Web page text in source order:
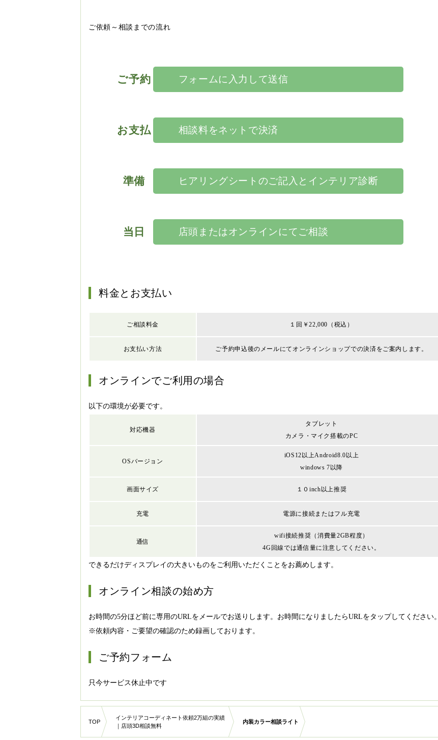
ご依頼～相談までの流れ
ご予約 フォームに入力して送信
お支払 相談料をネットで決済
準備 ヒアリングシートのご記入とインテリア診断
当日 店頭またはオンラインにてご相談
料金とお支払い
ご相談料金 １回￥22,000（税込）
お支払い方法 ご予約申込後のメールにてオンラインショップでの決済をご案内します。
オンラインでご利用の場合
以下の環境が必要です。
対応機器
タブレット
カメラ・マイク搭載のPC
OSバージョン
iOS12以上Android8.0以上
windows 7以降
画面サイズ １０inch以上推奨
充電 電源に接続またはフル充電
通信
wifi接続推奨（消費量2GB程度）
4G回線では通信量に注意してください。
できるだけディスプレイの大きいものをご利用いただくことをお薦めします。
オンライン相談の始め方
お時間の5分ほど前に専用のURLをメールでお送りします。お時間になりましたらURLをタップしてください。
※依頼内容・ご要望の確認のため録画しております。
ご予約フォーム
只今サービス休止中です
TOP
インテリアコーディネート依頼2万組の実績
｜店頭3D相談無料
内装カラー相談ライト